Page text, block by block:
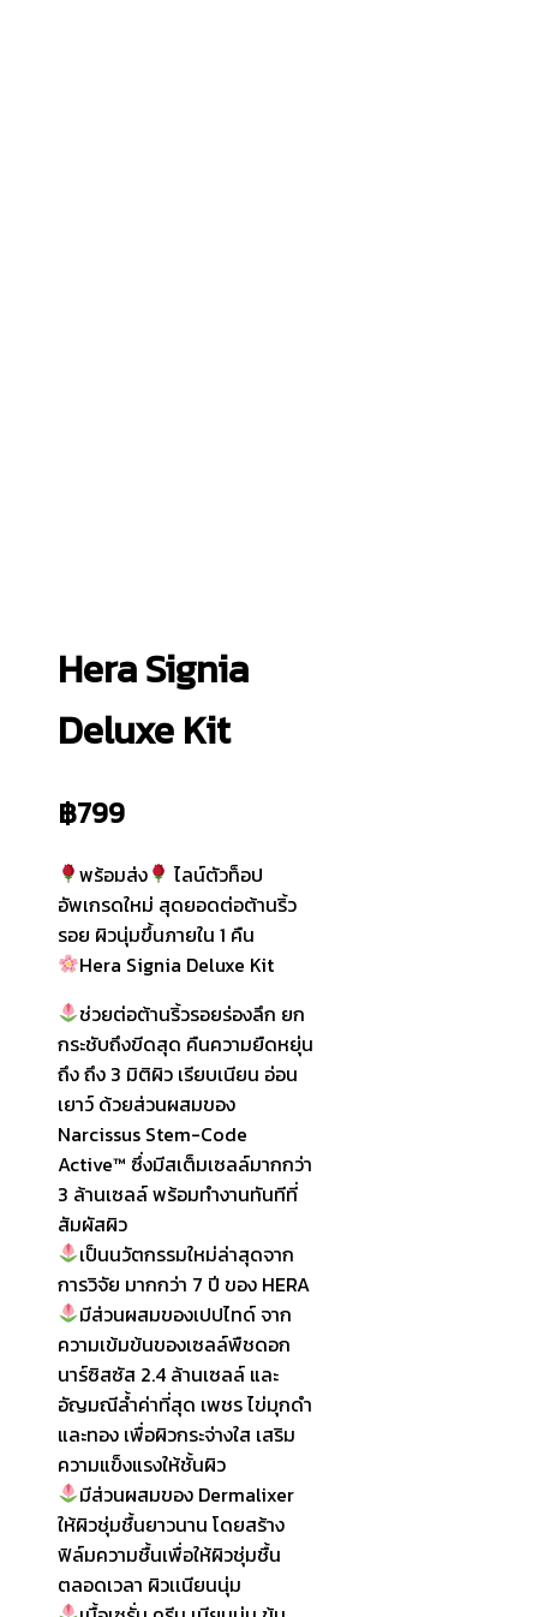
Hera Signia
Deluxe Kit
฿799
พร้อมส่ง
ไลน์ตัวท็อป
อัพเกรดใหม่ สุดยอดต่อต้านริ้ว
รอย ผิวนุ่มขึ้นภายใน 1 คืน
Hera Signia Deluxe Kit
ช่วยต่อต้านริ้วรอยร่องลึก ยก
กระชับถึงขีดสุด คืนความยืดหยุ่น
ถึง ถึง 3 มิติผิว เรียบเนียน อ่อน
เยาว์ ด้วยส่วนผสมของ
Narcissus Stem-Code
Active™ ซึ่งมีสเต็มเซลล์มากกว่า
3 ล้านเซลล์ พร้อมทำงานทันทีที่
สัมผัสผิว
เป็นนวัตกรรมใหม่ล่าสุดจาก
การวิจัย มากกว่า 7 ปี ของ HERA
มีส่วนผสมของเปปไทด์ จาก
ความเข้มข้นของเซลล์พืชดอก
นาร์ซิสซัส 2.4 ล้านเซลล์ และ
อัญมณีล้ำค่าที่สุด เพชร ไข่มุกดำ
และทอง เพื่อผิวกระจ่างใส เสริม
ความแข็งแรงให้ชั้นผิว
มีส่วนผสมของ Dermalixer
ให้ผิวชุ่มชื้นยาวนาน โดยสร้าง
ฟิล์มความชื้นเพื่อให้ผิวชุ่มชื้น
ตลอดเวลา ผิวเเนียนนุ่ม